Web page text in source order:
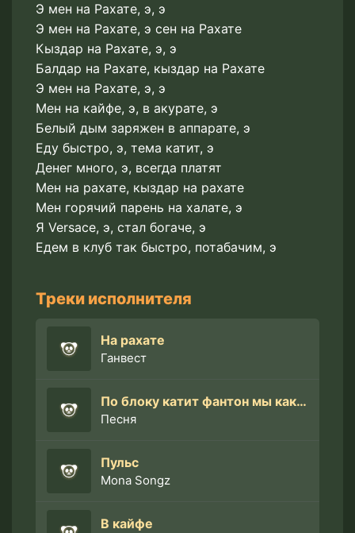
Э мен на Рахате, э, э
Э мен на Рахате, э сен на Рахате
Кыздар на Рахате, э, э
Балдар на Рахате, кыздар на Рахате
Э мен на Рахате, э, э
Мен на кайфе, э, в акурате, э
Белый дым заряжен в аппарате, э
Еду быстро, э, тема катит, э
Денег много, э, всегда платят
Мен на рахате, кыздар на рахате
Мен горячий парень на халате, э
Я Versace, э, стал богаче, э
Едем в клуб так быстро, потабачим, э
Треки исполнителя
На рахате
Ганвест
По блоку катит фантон мы как всегда на стиле
Песня
Пульс
Mona Songz
В кайфе